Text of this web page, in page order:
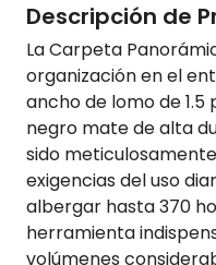
Descripción de
La Carpeta
organización en el
ancho de lomo de
negro mate de alta
sido
exigencias del uso
albergar hasta 370
herramienta
volúmenes